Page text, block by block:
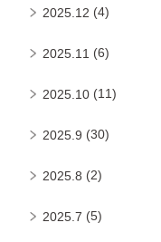
2025.12 (4)
2025.11 (6)
2025.10 (11)
2025.9 (30)
2025.8 (2)
2025.7 (5)